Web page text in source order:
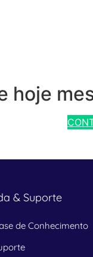
hoje
& Suporte
de Conhecimento